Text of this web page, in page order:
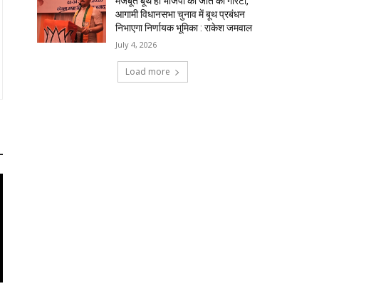
आगामी विधानसभा चुनाव में बूथ प्रबंधन
निभाएगा निर्णायक भूमिका : राकेश जमवाल
July 4, 2026
Load more